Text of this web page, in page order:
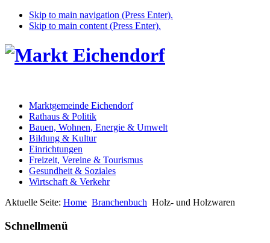
Skip to main navigation (Press Enter).
Skip to main content (Press Enter).
Marktgemeinde Eichendorf
Rathaus & Politik
Bauen, Wohnen, Energie & Umwelt
Bildung & Kultur
Einrichtungen
Freizeit, Vereine & Tourismus
Gesundheit & Soziales
Wirtschaft & Verkehr
Aktuelle Seite: Home Branchenbuch Holz- und Holzwaren
Schnellmenü